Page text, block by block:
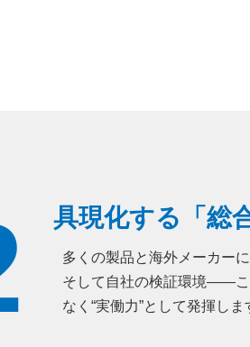
具現化する「総
多くの製品と海外メーカー
そして自社の検証環境――こ
なく“実働力”として発揮しま